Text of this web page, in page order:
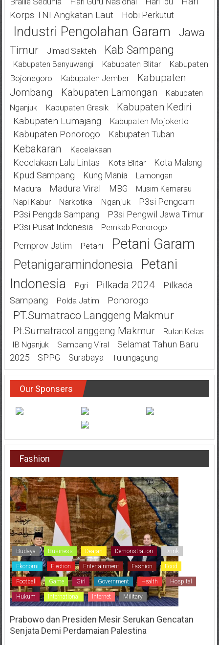
Korps TNI Angkatan Laut
Hobi Perkutut
Industri Pengolahan Garam
Jawa
Timur
Jimad Sakteh Kab Sampang
Kabupaten Banyuwangi Kabupaten Blitar
Kabupaten
Bojonegoro
Kabupaten Jember
Kabupaten
Jombang
Kabupaten Lamongan
Kabupaten
Nganjuk
Kabupaten Gresik Kabupaten Kediri
Kabupaten Lumajang Kabupaten Mojokerto
Kabupaten Ponorogo Kabupaten Tuban
Kebakaran Kecelakaan
Kecelakaan Lalu Lintas Kota Blitar Kota Malang
Kpud Sampang Kung Mania Lamongan
Madura Madura Viral MBG
Musim Kemarau
Napi Kabur
Narkotika Nganjuk
P3si Pengcam
P3si Pengda Sampang
P3si Pengwil Jawa Timur
P3si Pusat Indonesia
Pemkab Ponorogo
Pemprov Jatim Petani Petani Garam
Petanigaramindonesia
Petani
Indonesia
Pgri Pilkada 2024
Pilkada
Sampang
Polda Jatim Ponorogo
PT.Sumatraco Langgeng Makmur
Pt.SumatracoLanggeng Makmur
Rutan Kelas
IIB Nganjuk
Sampang Viral
Selamat Tahun Baru
2025
SPPG Surabaya Tulungagung
Our Sponsers
Fashion
Budaya Business Dearah Demonstration Drink
Ekonomi Election Entertainment Fashion Food
Football Game Girl Government Health Hospital
Hukum International Internet Military
Prabowo dan Presiden Mesir Serukan Gencatan
Senjata Demi Perdamaian Palestina